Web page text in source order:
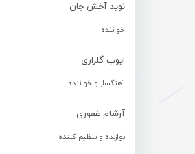
نوید آخش جان
خواننده
ایوب گلزاری
آهنگساز و خواننده
آرشام غفوری
نوازنده و تنظیم کننده